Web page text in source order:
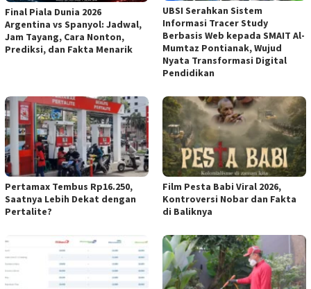
Final Piala Dunia 2026
Argentina vs Spanyol: Jadwal,
Jam Tayang, Cara Nonton,
Prediksi, dan Fakta Menarik
UBSI Serahkan Sistem
Informasi Tracer Study
Berbasis Web kepada SMAIT Al-
Mumtaz Pontianak, Wujud
Nyata Transformasi Digital
Pendidikan
Pertamax Tembus Rp16.250,
Saatnya Lebih Dekat dengan
Pertalite?
Film Pesta Babi Viral 2026,
Kontroversi Nobar dan Fakta
di Baliknya